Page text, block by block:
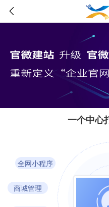
一个中心
全网小程序
商城管理